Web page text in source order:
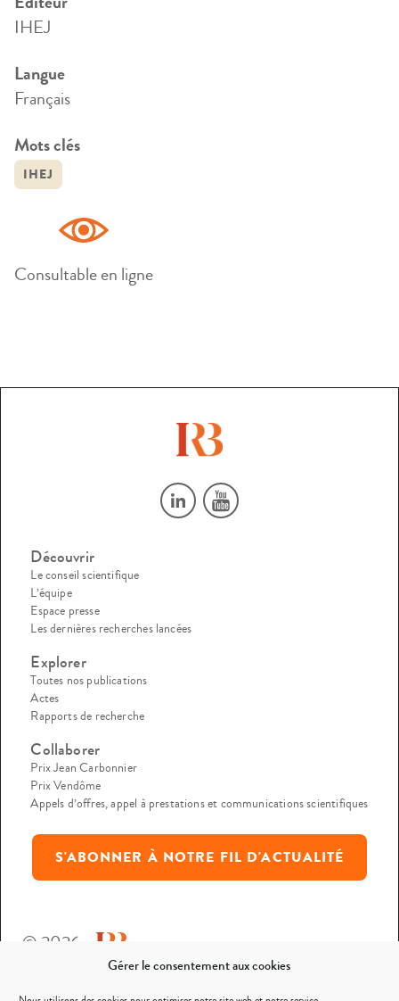
Gérer le consentement aux cookies
IHEJ
Langue
Français
Mots clés
IHEJ
Consultable en ligne
Découvrir
Le conseil scientifique
L’équipe
Espace presse
Les dernières recherches lancées
Explorer
Toutes nos publications
Actes
Rapports de recherche
Collaborer
Prix Jean Carbonnier
Prix Vendôme
Appels d’offres, appel à prestations et communications scientifiques
S'ABONNER À NOTRE FIL D'ACTUALITÉ
© 2026